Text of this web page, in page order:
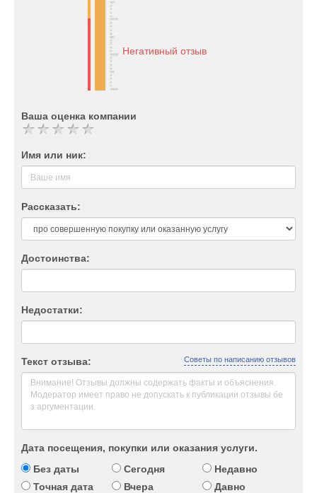
Негативный отзыв
Ваша оценка компании
Имя или ник:
Рассказать:
Достоинства:
Недостатки:
Текст отзыва: Советы по написанию отзывов
Дата посещения, покупки или оказания услуги.
Без даты
Сегодня
Недавно
Точная дата
Вчера Давно